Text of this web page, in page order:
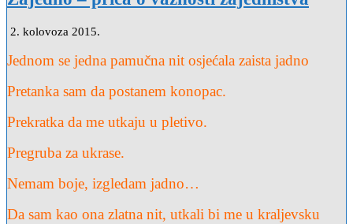
2. kolovoza 2015.
Jednom se jedna pamučna nit osjećala zaista jadno
Pretanka sam da postanem konopac.
Prekratka da me utkaju u pletivo.
Pregruba za ukrase.
Nemam boje, izgledam jadno…
Da sam kao ona zlatna nit, utkali bi me u kraljevsku